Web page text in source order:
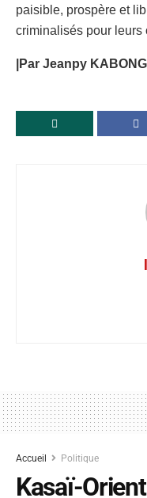
paisible, prospère et
criminalisés pour leurs
|Par Jeanpy
Accueil Politique
Kasaï-